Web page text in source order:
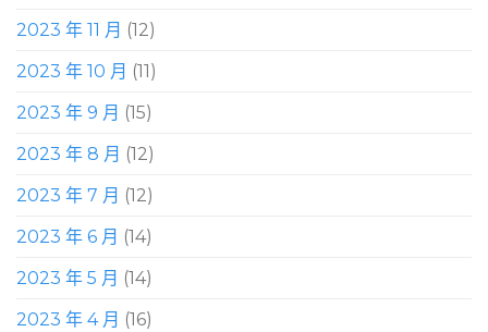
2023 年 11 月 (12)
2023 年 10 月 (11)
2023 年 9 月 (15)
2023 年 8 月 (12)
2023 年 7 月 (12)
2023 年 6 月 (14)
2023 年 5 月 (14)
2023 年 4 月 (16)